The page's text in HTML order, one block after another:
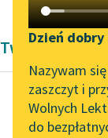
Katalog DAISY
Podkasty o
Aktualności
Zapraszamy na
online z
Dzień
Nazywam
zaszczyt i
Wolnych
do
Twórczość